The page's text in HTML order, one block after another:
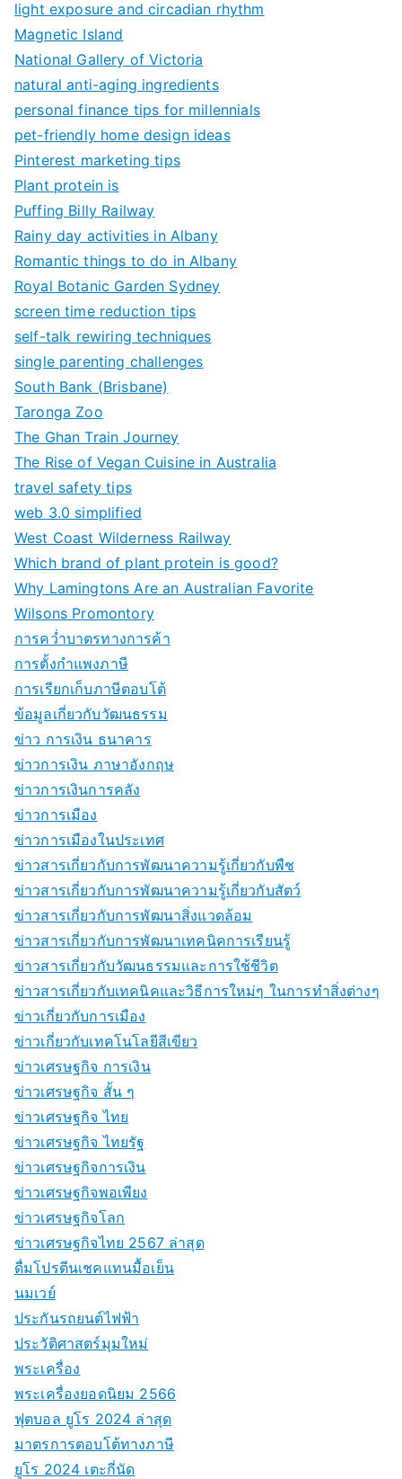
light exposure and circadian rhythm
Magnetic Island
National Gallery of Victoria
natural anti-aging ingredients
personal finance tips for millennials
pet-friendly home design ideas
Pinterest marketing tips
Plant protein is
Puffing Billy Railway
Rainy day activities in Albany
Romantic things to do in Albany
Royal Botanic Garden Sydney
screen time reduction tips
self-talk rewiring techniques
single parenting challenges
South Bank (Brisbane)
Taronga Zoo
The Ghan Train Journey
The Rise of Vegan Cuisine in Australia
travel safety tips
web 3.0 simplified
West Coast Wilderness Railway
Which brand of plant protein is good?
Why Lamingtons Are an Australian Favorite
Wilsons Promontory
การคว่ำบาตรทางการค้า
การตั้งกำแพงภาษี
การเรียกเก็บภาษีตอบโต้
ข้อมูลเกี่ยวกับวัฒนธรรม
ข่าว การเงิน ธนาคาร
ข่าวการเงิน ภาษาอังกฤษ
ข่าวการเงินการคลัง
ข่าวการเมือง
ข่าวการเมืองในประเทศ
ข่าวสารเกี่ยวกับการพัฒนาความรู้เกี่ยวกับพืช
ข่าวสารเกี่ยวกับการพัฒนาความรู้เกี่ยวกับสัตว์
ข่าวสารเกี่ยวกับการพัฒนาสิ่งแวดล้อม
ข่าวสารเกี่ยวกับการพัฒนาเทคนิคการเรียนรู้
ข่าวสารเกี่ยวกับวัฒนธรรมและการใช้ชีวิต
ข่าวสารเกี่ยวกับเทคนิคและวิธีการใหม่ๆ ในการทำสิ่งต่างๆ
ข่าวเกี่ยวกับการเมือง
ข่าวเกี่ยวกับเทคโนโลยีสีเขียว
ข่าวเศรษฐกิจ การเงิน
ข่าวเศรษฐกิจ สั้น ๆ
ข่าวเศรษฐกิจ ไทย
ข่าวเศรษฐกิจ ไทยรัฐ
ข่าวเศรษฐกิจการเงิน
ข่าวเศรษฐกิจพอเพียง
ข่าวเศรษฐกิจโลก
ข่าวเศรษฐกิจไทย 2567 ล่าสุด
ดื่มโปรตีนเชคแทนมื้อเย็น
นมเวย์
ประกันรถยนต์ไฟฟ้า
ประวัติศาสตร์มุมใหม่
พระเครื่อง
พระเครื่องยอดนิยม 2566
ฟุตบอล ยูโร 2024 ล่าสุด
มาตรการตอบโต้ทางภาษี
ยูโร 2024 เตะกี่นัด